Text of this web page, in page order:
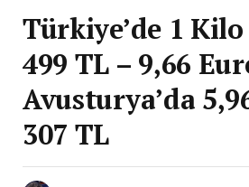
Türkiye’de 1 Kilo
499 TL – 9,66
Avusturya’da
307 TL